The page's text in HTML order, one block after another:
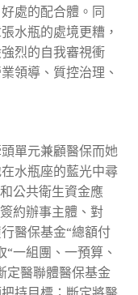
處的配合體。同
水瓶的處境更糟，
烈的自我審視衝
領導、質控治理、
單元兼顧醫保而她
水瓶座的藍光中尋
公共衛生資金應
約辦事主體、對
醫保基金“總額付
一組團、一預算、
定醫聯體醫保基金